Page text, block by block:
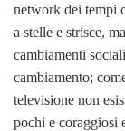
network dei tempi
a stelle e strisce,
cambiamenti
cambiamento;
televisione non
pochi e coraggiosi